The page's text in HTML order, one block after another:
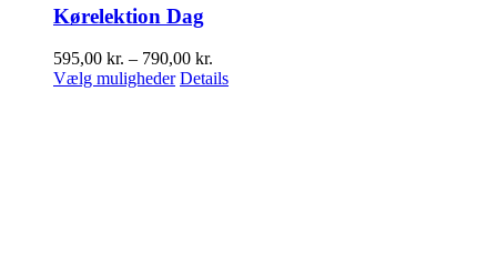
Kørelektion Dag
595,00 kr. – 790,00 kr.
595,00 kr.
Vælg muligheder Dette
Details